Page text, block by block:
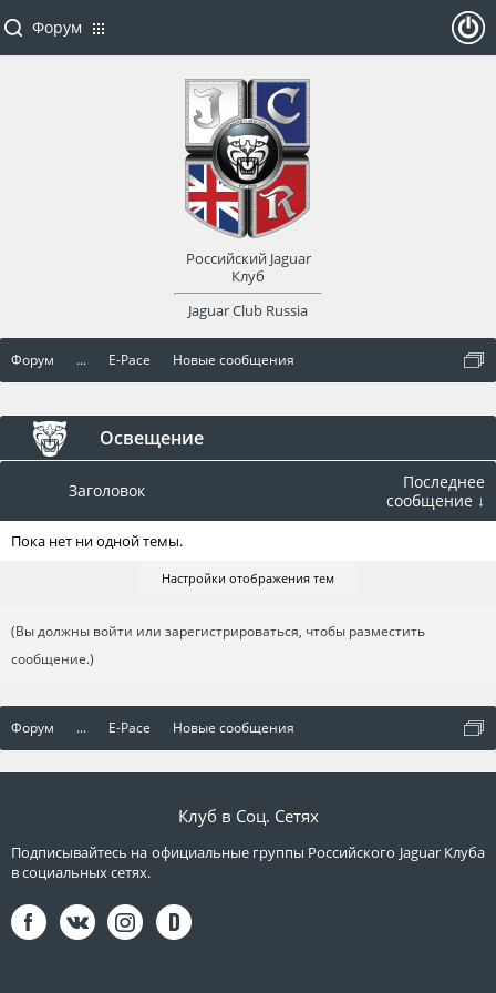
Форум ... E-Pace Новые сообщения
Освещение
Заголовок
Последнее
сообщение ↓
Пока нет ни одной темы.
Настройки отображения тем
(Вы должны войти или зарегистрироваться, чтобы разместить
сообщение.)
Форум ... E-Pace Новые сообщения
Форум
Российский Jaguar
Клуб
Jaguar Club Russia
оват
Клуб в Соц. Сетях
Подписывайтесь на официальные группы Российского Jaguar Клуба
в социальных сетях.